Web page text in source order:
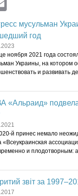
мусульман
год
ноября 2021 года
Украины, на котором
и развивать
«Альраид» подвела
й принес немало
«Всеукраинская
и плодотворным:
звіт за